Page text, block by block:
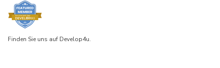
Finden Sie uns auf Develop4u.